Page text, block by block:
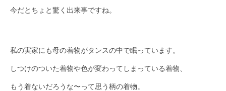
今だとちょと驚く出来事ですね。
私の実家にも母の着物がタンスの中で眠っています。
しつけのついた着物や色が変わってしまっている着物、
もう着ないだろうな〜って思う柄の着物。